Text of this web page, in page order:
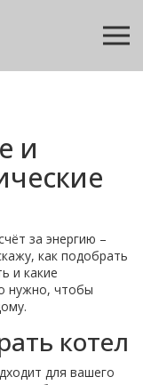
и
за энергию –
как подобрать
и какие
нужно, чтобы
котел
для вашего